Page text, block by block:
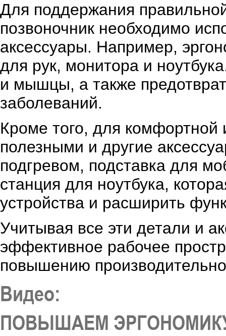
Для поддержания
позвоночник необходимо
аксессуары. Например,
для рук, монитора и
и мышцы, а также
заболеваний.
Кроме того, для комфортной
полезными и другие
подгревом, подставка для
станция для ноутбука,
устройства и расширить
Учитывая все эти детали и
эффективное рабочее
повышению
Видео:
ПОВЫШАЕМ